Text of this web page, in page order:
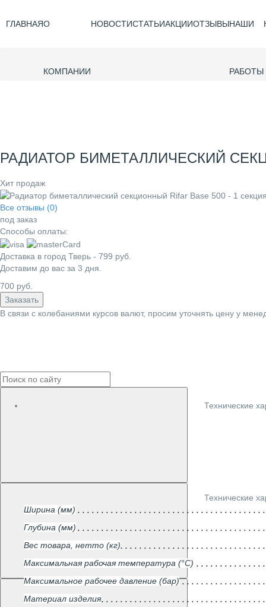
ГЛАВНАЯО
КОМПАНИИ
НОВОСТИСТАТЬИАКЦИИОТЗЫВЫНАШИ
РАБОТЫ
РАДИАТОР БИМЕТАЛЛИЧЕСКИЙ
Хит продаж
Все отзывы (0)
под заказ
Способы оплаты:
Доставка в город Тверь - 799 руб.
Доставим до вас за 3 дня.
700 руб.
Заказать
В связи с колебаниями курсов валют, просим уточнять цену у
Технические
Технические
Ширина (мм)
Глубина (мм)
Вес товара, нетто (кг)
Максимальная рабочая температура (°С)
Максимальное рабочее давление (бар)
Материал изделия